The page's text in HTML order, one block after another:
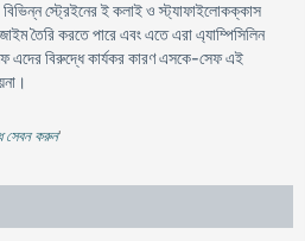
বিভিন্ন স্ট্রেইনের ই কলাই ও স্ট্যাফাইলােকক্কাস
তৈরি করতে পারে এবং এতে এরা এ্যাম্পিসিলিন
এদের বিরুদ্ধে কার্যকর কারণ এসকে-সেফ এই
সেবন করুন'